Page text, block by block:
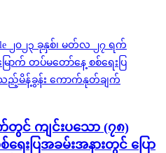
တွင် ကျင်းပသော (၇၈)
ေးပြအခမ်းအနားတွင် ပြော